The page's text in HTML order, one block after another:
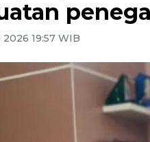
2026 19:57 WIB